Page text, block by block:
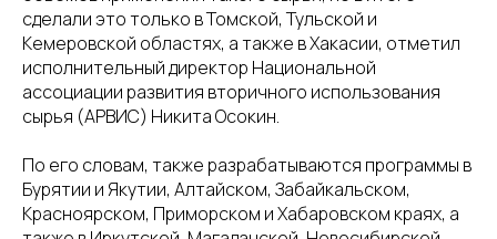
сделали это только в Томской, Тульской и
Кемеровской областях, а также в Хакасии, отметил
исполнительный директор Национальной
ассоциации развития вторичного использования
сырья (АРВИС) Никита Осокин.
По его словам, также разрабатываются программы в
Бурятии и Якутии, Алтайском, Забайкальском,
Красноярском, Приморском и Хабаровском краях, а